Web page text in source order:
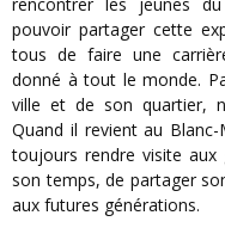
pouvoir partager cette
tous de faire une
donné à tout le monde.
ville et de son quartier,
Quand il revient au
toujours rendre visite
son temps, de partager
aux futures générations.